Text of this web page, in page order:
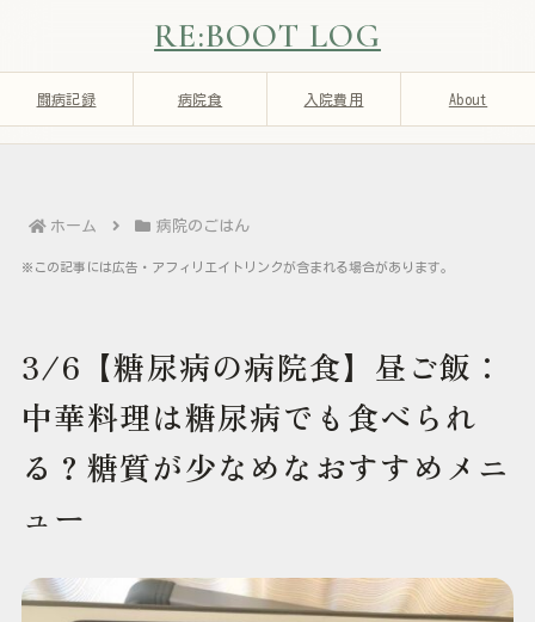
RE:BOOT LOG
闘病記録 病院食 入院費用 About
ホーム 病院のごはん
※この記事には広告・アフィリエイトリンクが含まれる場合があります。
3/6【糖尿病の病院食】昼ご飯：
中華料理は糖尿病でも食べられ
る？糖質が少なめなおすすめメニ
ュー